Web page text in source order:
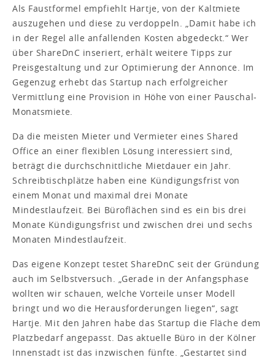
Als Faustformel empfiehlt Hartje, von der Kaltmiete
auszugehen und diese zu verdoppeln. „Damit habe ich
in der Regel alle anfallenden Kosten abgedeckt.“ Wer
über ShareDnC inseriert, erhält weitere Tipps zur
Preisgestaltung und zur Optimierung der Annonce. Im
Gegenzug erhebt das Startup nach erfolgreicher
Vermittlung eine Provision in Höhe von einer Pauschal-
Monatsmiete.
Da die meisten Mieter und Vermieter eines Shared
Office an einer flexiblen Lösung interessiert sind,
beträgt die durchschnittliche Mietdauer ein Jahr.
Schreibtischplätze haben eine Kündigungsfrist von
einem Monat und maximal drei Monate
Mindestlaufzeit. Bei Büroflächen sind es ein bis drei
Monate Kündigungsfrist und zwischen drei und sechs
Monaten Mindestlaufzeit.
Das eigene Konzept testet ShareDnC seit der Gründung
auch im Selbstversuch. „Gerade in der Anfangsphase
wollten wir schauen, welche Vorteile unser Modell
bringt und wo die Herausforderungen liegen“, sagt
Hartje. Mit den Jahren habe das Startup die Fläche dem
Platzbedarf angepasst. Das aktuelle Büro in der Kölner
Innenstadt ist das inzwischen fünfte. „Gestartet sind